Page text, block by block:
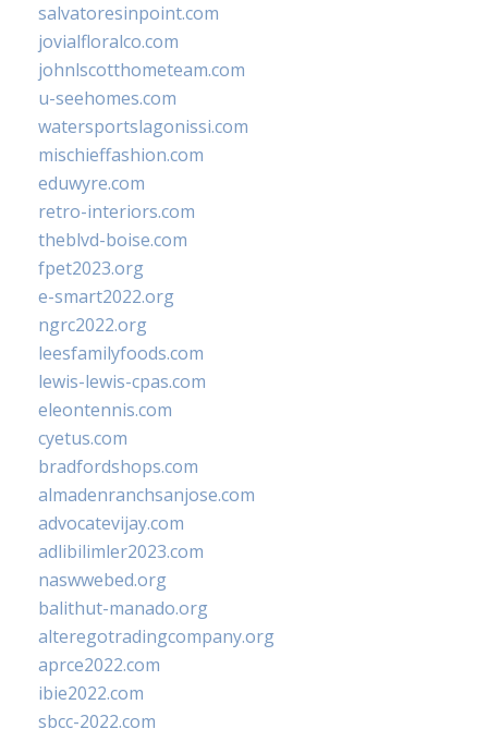
salvatoresinpoint.com
jovialfloralco.com
johnlscotthometeam.com
u-seehomes.com
watersportslagonissi.com
mischieffashion.com
eduwyre.com
retro-interiors.com
theblvd-boise.com
fpet2023.org
e-smart2022.org
ngrc2022.org
leesfamilyfoods.com
lewis-lewis-cpas.com
eleontennis.com
cyetus.com
bradfordshops.com
almadenranchsanjose.com
advocatevijay.com
adlibilimler2023.com
naswwebed.org
balithut-manado.org
alteregotradingcompany.org
aprce2022.com
ibie2022.com
sbcc-2022.com